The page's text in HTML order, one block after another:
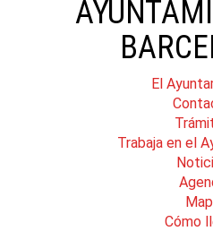
El
Trabaja en el
Cómo